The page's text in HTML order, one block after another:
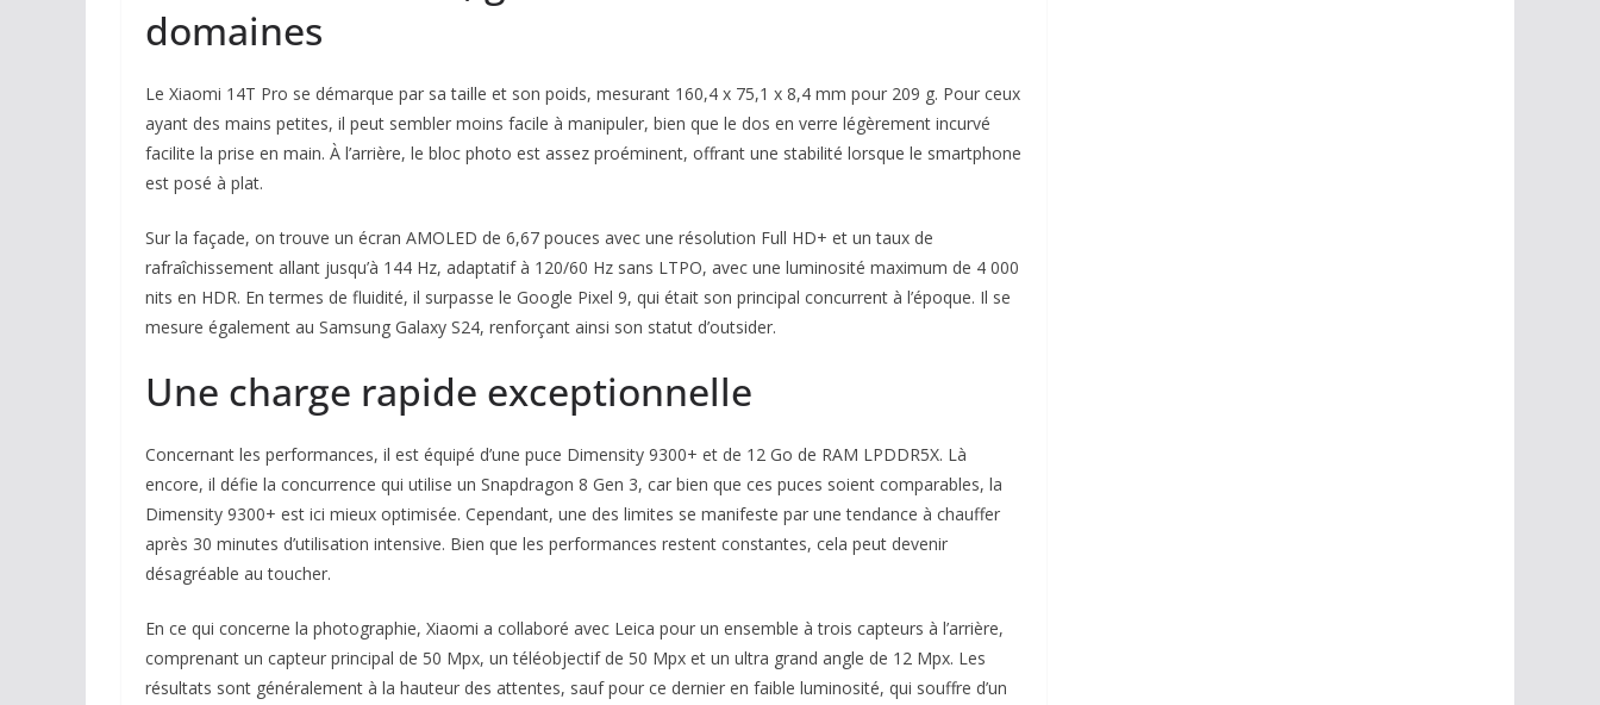
domaines
Le Xiaomi 14T Pro se démarque par sa taille et son poids, mesurant 160,4 x 75,1 x 8,4 mm pour 209 g. Pour ceux
ayant des mains petites, il peut sembler moins facile à manipuler, bien que le dos en verre légèrement incurvé
facilite la prise en main. À l’arrière, le bloc photo est assez proéminent, offrant une stabilité lorsque le smartphone
est posé à plat.
Sur la façade, on trouve un écran AMOLED de 6,67 pouces avec une résolution Full HD+ et un taux de
rafraîchissement allant jusqu’à 144 Hz, adaptatif à 120/60 Hz sans LTPO, avec une luminosité maximum de 4 000
nits en HDR. En termes de fluidité, il surpasse le Google Pixel 9, qui était son principal concurrent à l’époque. Il se
mesure également au Samsung Galaxy S24, renforçant ainsi son statut d’outsider.
Une charge rapide exceptionnelle
Concernant les performances, il est équipé d’une puce Dimensity 9300+ et de 12 Go de RAM LPDDR5X. Là
encore, il défie la concurrence qui utilise un Snapdragon 8 Gen 3, car bien que ces puces soient comparables, la
Dimensity 9300+ est ici mieux optimisée. Cependant, une des limites se manifeste par une tendance à chauffer
après 30 minutes d’utilisation intensive. Bien que les performances restent constantes, cela peut devenir
désagréable au toucher.
En ce qui concerne la photographie, Xiaomi a collaboré avec Leica pour un ensemble à trois capteurs à l’arrière,
comprenant un capteur principal de 50 Mpx, un téléobjectif de 50 Mpx et un ultra grand angle de 12 Mpx. Les
résultats sont généralement à la hauteur des attentes, sauf pour ce dernier en faible luminosité, qui souffre d’un